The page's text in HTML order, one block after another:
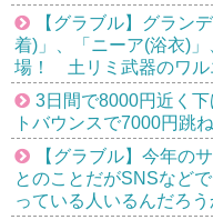
【グラブル】グラン
着)」、「ニーア(浴衣)
場！ 土リミ武器のワル
3日間で8000円近く
トバウンスで7000円跳
【グラブル】今年の
とのことだがSNSなど
っている人いるんだろう